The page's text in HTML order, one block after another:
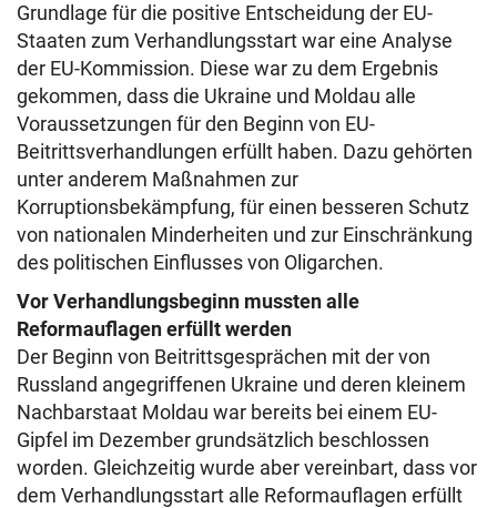
Grundlage für die positive Entscheidung der EU-
Staaten zum Verhandlungsstart war eine Analyse
der EU-Kommission. Diese war zu dem Ergebnis
gekommen, dass die Ukraine und Moldau alle
Voraussetzungen für den Beginn von EU-
Beitrittsverhandlungen erfüllt haben. Dazu gehörten
unter anderem Maßnahmen zur
Korruptionsbekämpfung, für einen besseren Schutz
von nationalen Minderheiten und zur Einschränkung
des politischen Einflusses von Oligarchen.
Vor Verhandlungsbeginn mussten alle
Reformauflagen erfüllt werden
Der Beginn von Beitrittsgesprächen mit der von
Russland angegriffenen Ukraine und deren kleinem
Nachbarstaat Moldau war bereits bei einem EU-
Gipfel im Dezember grundsätzlich beschlossen
worden. Gleichzeitig wurde aber vereinbart, dass vor
dem Verhandlungsstart alle Reformauflagen erfüllt